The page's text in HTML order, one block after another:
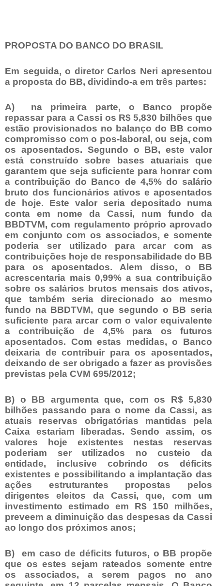
PROPOSTA DO BANCO DO BRASIL
Em seguida, o diretor Carlos Neri apresentou
a proposta do BB, dividindo-a em três partes:
A) na primeira parte, o Banco propõe
repassar para a Cassi os R$ 5,830 bilhões que
estão provisionados no balanço do BB como
compromisso com o pos-laboral, ou seja, com
os aposentados. Segundo o BB, este valor
está construído sobre bases atuariais que
garantem que seja suficiente para honrar com
a contribuição do Banco de 4,5% do salário
bruto dos funcionários ativos e aposentados
de hoje. Este valor seria depositado numa
conta em nome da Cassi, num fundo da
BBDTVM, com regulamento próprio aprovado
em conjunto com os associados, e somente
poderia ser utilizado para arcar com as
contribuições hoje de responsabilidade do BB
para os aposentados. Alem disso, o BB
acrescentaria mais 0,99% a sua contribuição
sobre os salários brutos mensais dos ativos,
que também seria direcionado ao mesmo
fundo na BBDTVM, que segundo o BB seria
suficiente para arcar com o valor equivalente
a contribuição de 4,5% para os futuros
aposentados. Com estas medidas, o Banco
deixaria de contribuir para os aposentados,
deixando de ser obrigado a fazer as provisões
previstas pela CVM 695/2012;
B) o BB argumenta que, com os R$ 5,830
bilhões passando para o nome da Cassi, as
atuais reservas obrigatórias mantidas pela
Caixa estariam liberadas. Sendo assim, os
valores hoje existentes nestas reservas
poderiam ser utilizados no custeio da
entidade, inclusive cobrindo os déficits
existentes e possibilitando a implantação das
ações estruturantes propostas pelos
dirigentes eleitos da Cassi, que, com um
investimento estimado em R$ 150 milhões,
preveem a diminuição das despesas da Cassi
ao longo dos próximos anos;
B) em caso de déficits futuros, o BB propõe
que os estes sejam rateados somente entre
os associados, a serem pagos no ano